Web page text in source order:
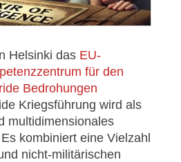
Helsinki das EU-
für den
Bedrohungen
Kriegsführung wird als
multidimensionales
kombiniert eine Vielzahl
nicht-militärischen